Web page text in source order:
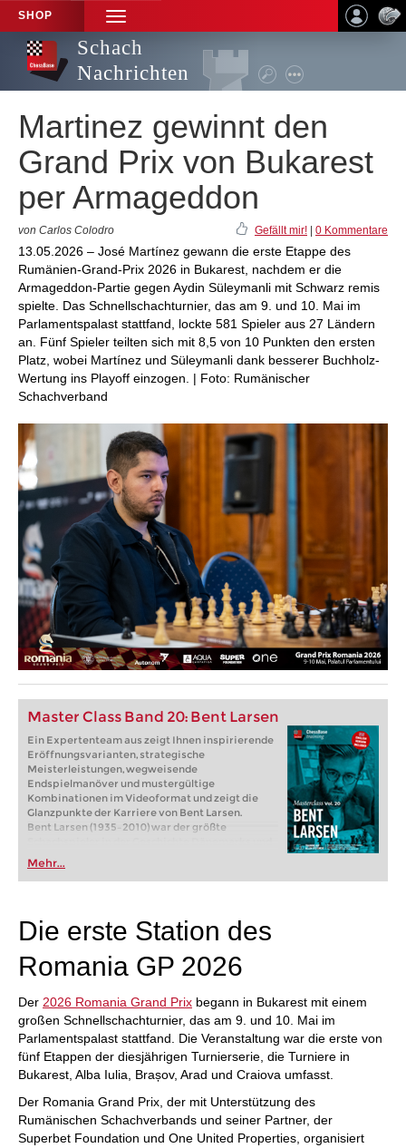
SHOP
TOGGLE
NAVIGATION
Schach
Nachrichten
Martinez gewinnt den
Grand Prix von Bukarest
per Armageddon
von Carlos Colodro Gefällt mir! 0 Kommentare
13.05.2026 – José Martínez gewann die erste Etappe des
Rumänien-Grand-Prix 2026 in Bukarest, nachdem er die
Armageddon-Partie gegen Aydin Süleymanli mit Schwarz remis
spielte. Das Schnellschachturnier, das am 9. und 10. Mai im
Parlamentspalast stattfand, lockte 581 Spieler aus 27 Ländern
an. Fünf Spieler teilten sich mit 8,5 von 10 Punkten den ersten
Platz, wobei Martínez und Süleymanli dank besserer Buchholz-
Wertung ins Playoff einzogen. | Foto: Rumänischer
Schachverband
Master Class Band 20: Bent Larsen
Ein Expertenteam aus zeigt Ihnen inspirierende
Eröffnungsvarianten, strategische
Meisterleistungen, wegweisende
Endspielmanöver und mustergültige
Kombinationen im Videoformat und zeigt die
Glanzpunkte der Karriere von Bent Larsen.
Bent Larsen (1935–2010) war der größte
zeitweise der zweitstärkste Spieler der
westlichen Welt – hinter Bobby Fischer. Zwischen
1954 und 1971 gewann er sechsmal die dänische
Kostenloses Videobeispiel :Einführung Bent
Larsen von Peter Heine Nielsen
Kostenloses Videobeispiel:Einführung in das
Eröffnungskapitel
Mehr...
Die erste Station des
Romania GP 2026
Der 2026 Romania Grand Prix begann in Bukarest mit einem
großen Schnellschachturnier, das am 9. und 10. Mai im
Parlamentspalast stattfand. Die Veranstaltung war die erste von
fünf Etappen der diesjährigen Turnierserie, die Turniere in
Bukarest, Alba Iulia, Brașov, Arad und Craiova umfasst.
Der Romania Grand Prix, der mit Unterstützung des
Rumänischen Schachverbands und seiner Partner, der
Superbet Foundation und One United Properties, organisiert